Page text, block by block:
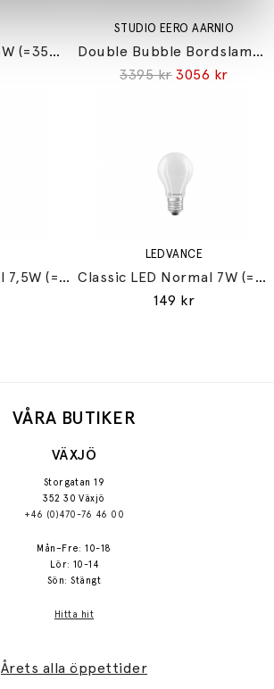
Reflektor MR11 28W (=35W) GU10
STUDIO EERO AARNIO
Double Bubble Bordslampa Small
3395 kr 3056 kr
Airam LED Normal 7,5W (=60W) E27
LEDVANCE
Classic LED Normal 7W (=60W) E27
149 kr
VÅRA BUTIKER
VÄXJÖ
Storgatan 19
352 30 Växjö
+46 (0)470-76 46 00
Mån–Fre: 10-18
Lör: 10-14
Sön: Stängt
Hitta hit
Årets alla öppettider